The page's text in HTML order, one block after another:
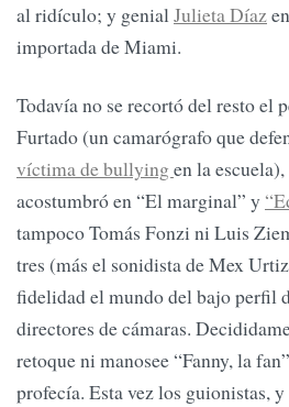
al ridículo; y genialJulieta Díaz
importada de Miami.
Todavía no se recortó del resto el
Furtado (un camarógrafo que
víctima de bullyingen la
acostumbró en “El marginal” y
tampoco Tomás Fonzi ni Luis
tres (más el sonidista de Mex
fidelidad el mundo del bajo perfil
directores de cámaras.
retoque ni manosee “Fanny, la
profecía. Esta vez los guionistas,